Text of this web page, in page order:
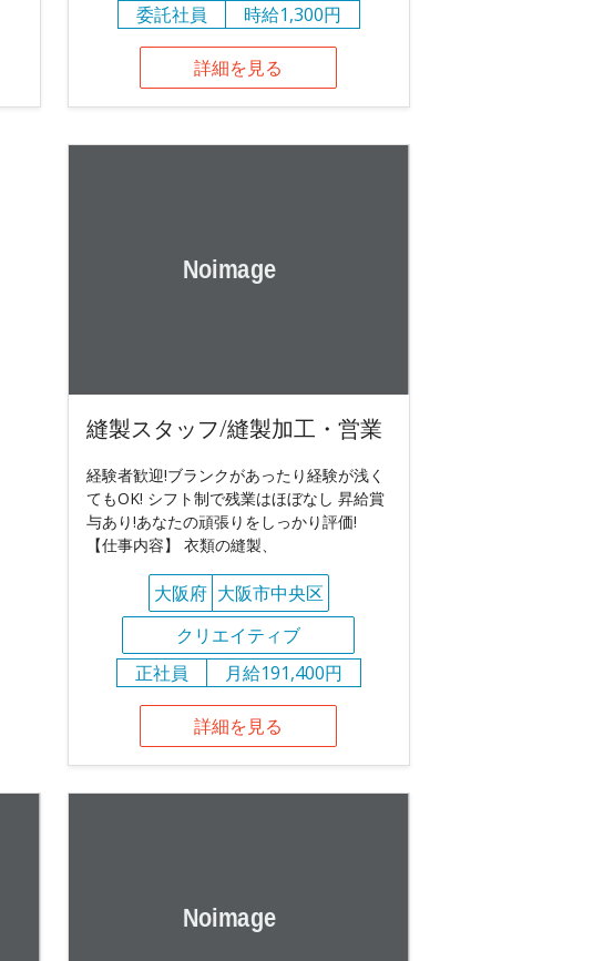
委託社員
時給1,300円
詳細を見る
縫製スタッフ/縫製加工・営業
経験者歓迎!ブランクがあったり経験が浅く
てもOK! シフト制で残業はほぼなし 昇給賞
与あり!あなたの頑張りをしっかり評価!
【仕事内容】 衣類の縫製、
大阪府 大阪市中央区
クリエイティブ
正社員
月給191,400円
詳細を見る